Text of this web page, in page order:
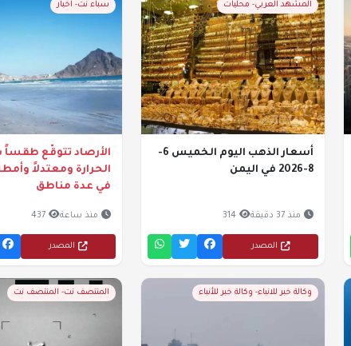
المشهد العربي- محليات
أسعار الذهب اليوم الخميس 6-
8-2026 في اليمن
منذ 37 دقيقة 314
المصدر
سباء نت- اخبار
الأرصاد تتوقّع طقساً
الحرارة ومعتدلاً
في عدة مناطق
منذ ساعة 437
المصدر
وكالة خبر للانباء- وكالة خبر للأنباء المنتصف نت- المنتصف نت